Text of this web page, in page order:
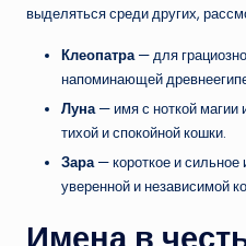
выделяться среди других,
Клеопатра— для
напоминающей
Луна— имя с ноткой магии
тихой и спокойной кошки.
Зара— короткое и сильное
уверенной и независимой